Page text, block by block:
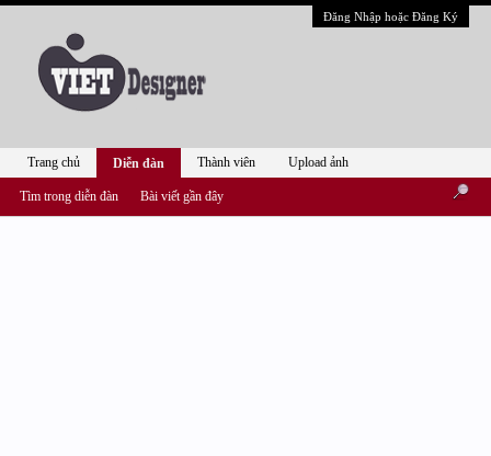
Đăng Nhập hoặc Đăng Ký
Trang chủ Diễn đàn
Tìm trong diễn đàn Bài viết gần đây
Thành viên Upload ảnh